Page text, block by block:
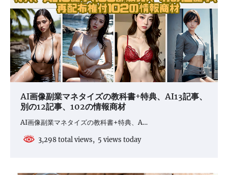
AI画像副業マネタイズの教科書+特典、AI13記事、
別の12記事、102の情報商材
AI画像副業マネタイズの教科書+特典、A…
3,298 total views, 5 views today